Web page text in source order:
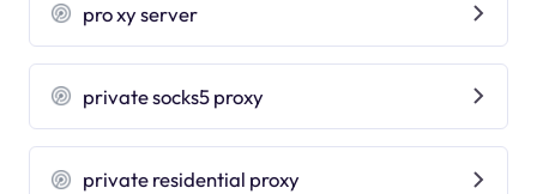
pro xy server
private socks5 proxy
private residential proxy